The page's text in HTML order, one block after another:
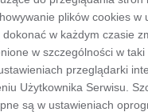
plików cookies w
w każdym czasie
w szczególności w
przeglądarki
Użytkownika Serwisu.
są w ustawieniach